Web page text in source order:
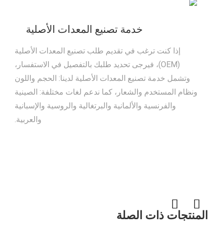
خدمة تصنيع المعدات الأصلية
إذا كنت ترغب في تقديم طلب تصنيع المعدات الأصلية
(OEM)، فيرجى تحديد طلبك بالتفصيل في الاستفسار،
وتشمل خدمة تصنيع المعدات الأصلية لدينا: الحجم واللون
ونظام المستخدم والشعار، كما ندعم لغات مختلفة: الصينية
والفرنسية والألمانية والبرتغالية والروسية والإسبانية
والعربية.
المنتجات ذات الصلة